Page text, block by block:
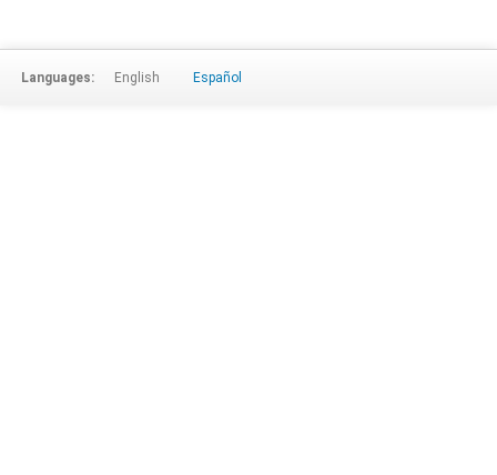
Languages: English Español